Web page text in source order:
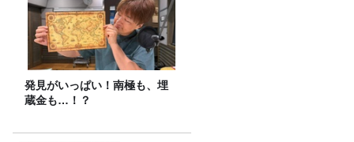
発見がいっぱい！南極も、埋
蔵金も…！？